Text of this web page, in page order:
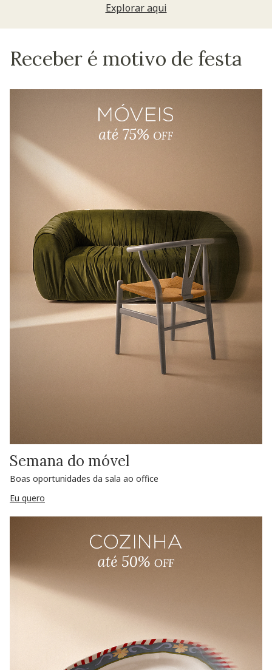
Explorar aqui
Receber é motivo de festa
Semana do móvel
Boas oportunidades da sala ao office
Eu quero